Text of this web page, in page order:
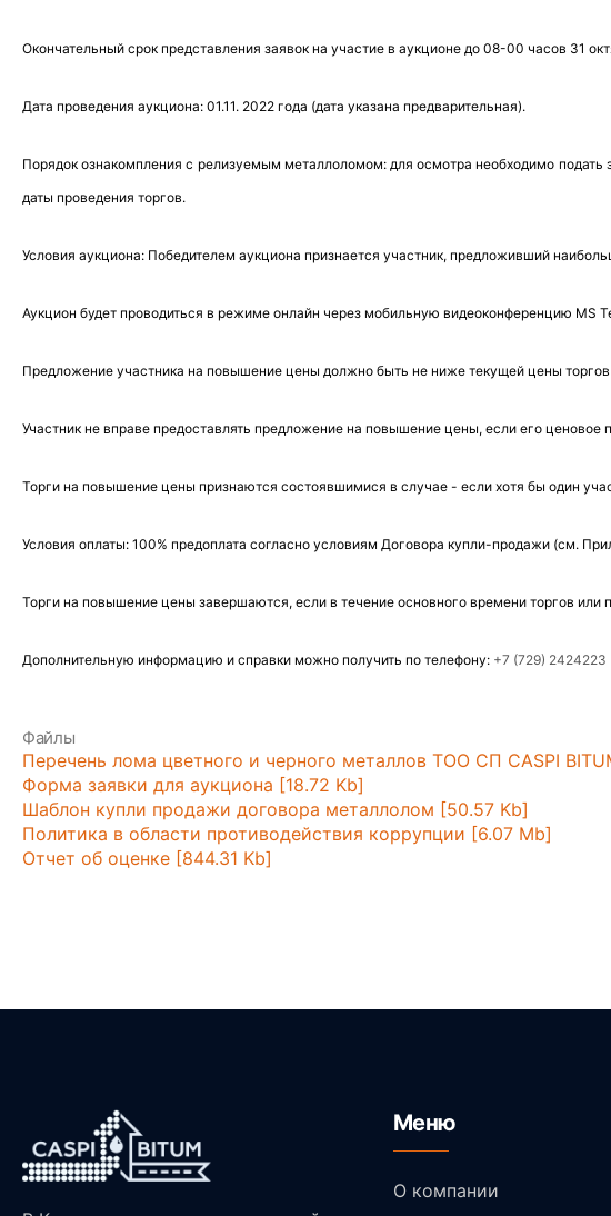
Окончательный срок представления заявок на участие в аукционе до 08-00 часов 31
Дата проведения аукциона: 01.11. 2022 года (дата указана предварительная).
Порядок ознакомпления с релизуемым металлоломом: для осмотра необходимо
даты проведения торгов.
Условия аукциона: Победителем аукциона признается участник, предложивший
Аукцион будет проводиться в режиме онлайн через мобильную видеоконференцию MS
Предложение участника на повышение цены должно быть не ниже текущей цены
Участник не вправе предоставлять предложение на повышение цены, если его
Торги на повышение цены признаются состоявшимися в случае - если хотя бы один
Условия оплаты: 100% предоплата согласно условиям Договора купли-продажи (см.
Торги на повышение цены завершаются, если в течение основного времени торгов
Дополнительную информацию и справки можно получить по телефону: +7 (729) 2424223
Файлы
Перечень лома цветного и черного металлов ТОО СП CASPI
Форма заявки для аукциона [18.72 Kb]
Шаблон купли продажи договора металлолом [50.57 Kb]
Политика в области противодействия коррупции [6.07 Mb]
Отчет об оценке [844.31 Kb]
Меню
О компании